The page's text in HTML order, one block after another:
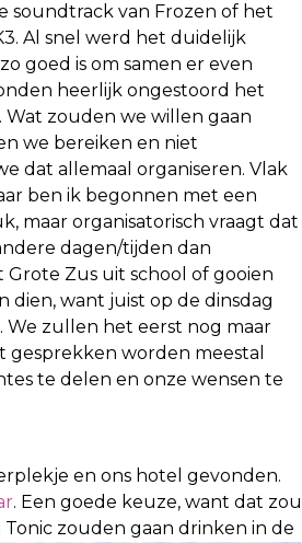
soundtrack van Frozen of het
Al snel werd het duidelijk
goed is om samen er even
heerlijk ongestoord het
zouden we willen gaan
we bereiken en niet
dat allemaal organiseren. Vlak
ben ik begonnen met een
maar organisatorisch vraagt dat
dagen/tijden dan
Grote Zus uit school of gooien
dien, want juist op de dinsdag
We zullen het eerst nog maar
gesprekken worden meestal
te delen en onze wensen te
en ons hotel gevonden.
. Een goede keuze, want dat zou
c zouden gaan drinken in de